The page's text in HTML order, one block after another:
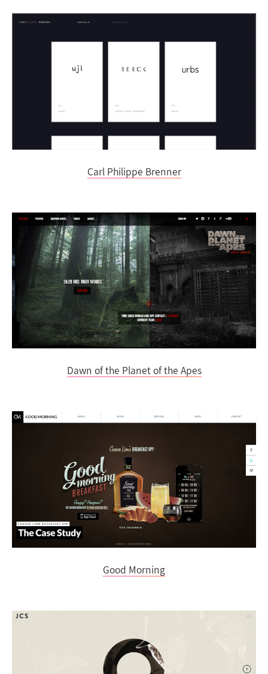
Carl Philippe Brenner
Dawn of the Planet of the Apes
Good Morning